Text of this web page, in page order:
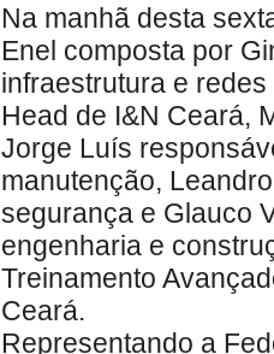
Na manhã desta
Enel composta por
infraestrutura e
Head de I&N Ceará,
Jorge Luís
manutenção,
segurança e Glauco
engenharia e
Treinamento
Ceará.
Representando a